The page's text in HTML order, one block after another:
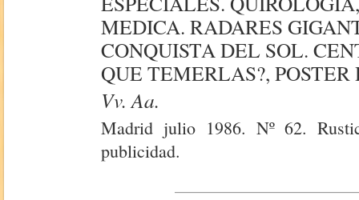
MEDICA. RADARES
CONQUISTA DEL SOL.
QUE TEMERLAS?,
Vv. Aa.
Madrid julio 1986. Nº 62.
publicidad.